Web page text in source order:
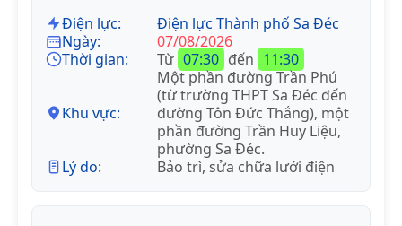
Điện lực:
Điện lực Thành phố Sa Đéc
Ngày:
07/08/2026
Thời gian:
Từ 07:30 đến 11:30
Khu vực:
Một phần đường Trần Phú
(từ trường THPT Sa Đéc đến
đường Tôn Đức Thắng), một
phần đường Trần Huy Liệu,
phường Sa Đéc.
Lý do:
Bảo trì, sửa chữa lưới điện